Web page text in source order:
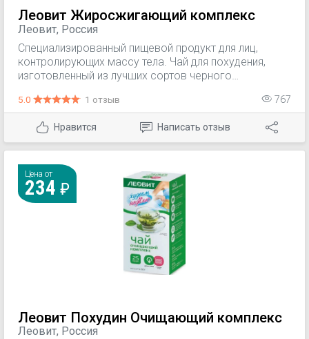
Леовит Жиросжигающий комплекс
Леовит, Россия
Специализированный пищевой продукт для лиц,
контролирующих массу тела. Чай для похудения,
изготовленный из лучших сортов черного
динамичному снижению веса, уменьшению жировых
отложений и регулированию обмена веществ в
организме по трем основным направлениям
(жировой, белковый, углеводный). Эффективность
до 10% в месяц при соблюдении диеты. Для
контроля веса при легкой и средней степени
ожирения.
5.0 1 отзыв 767
Нравится Написать отзыв
Цена от
234
Леовит Похудин Очищающий комплекс
Леовит, Россия